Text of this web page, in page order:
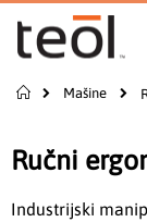
na
sadržaj
Početna
Mašine
Ručni
Industrijski